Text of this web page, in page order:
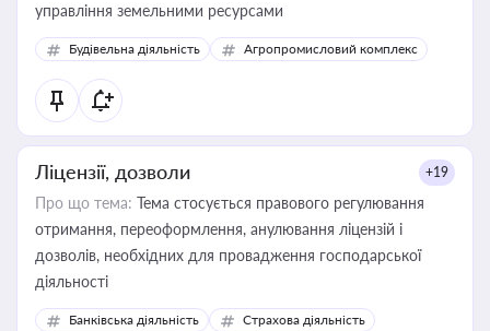
управління земельними ресурсами
Будівельна діяльність Агропромисловий комплекс
Ліцензії, дозволи +19
Про що тема: Тема стосується правового регулювання
отримання, переоформлення, анулювання ліцензій і
дозволів, необхідних для провадження господарської
діяльності
Банківська діяльність
Страхова діяльність